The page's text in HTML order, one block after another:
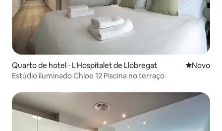
Quarto de hotel ⋅ L'Hospitalet de Llobregat Novo
Novo
Estúdio iluminado Chloe 12 Piscina no terraço